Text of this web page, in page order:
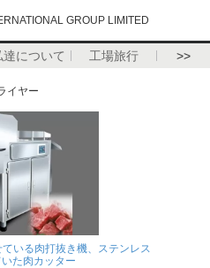
GROUP LIMITED
達について 工場旅行 >>
イヤー
いる肉打抜き機、ステンレス
た肉カッター